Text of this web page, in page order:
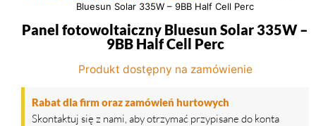
Bluesun Solar 335W – 9BB Half Cell Perc
Panel fotowoltaiczny Bluesun Solar 335W –
9BB Half Cell Perc
Produkt dostępny na zamówienie
Rabat dla firm oraz zamówień hurtowych
Skontaktuj się z nami, aby otrzymać przypisane do konta